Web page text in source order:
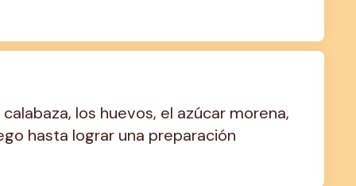
los huevos, el azúcar morena,
hasta lograr una preparación